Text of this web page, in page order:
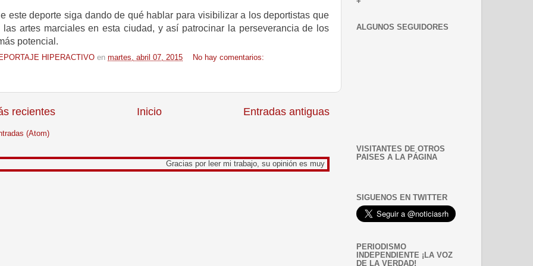
este deporte siga dando de qué hablar para visibilizar a los deportistas que
artes marciales en esta ciudad, y así patrocinar la perseverancia de los
potencial.
HIPERACTIVO en martes, abril 07, 2015 No hay comentarios:
recientes Entradas antiguas
Inicio
(Atom)
Gracias por leer mi trabajo, su opinión es muy enriquecedora para mi.
ALGUNOS SEGUIDORES
VISITANTES DE OTROS
PAISES A LA PÁGINA
SIGUENOS EN TWITTER
PERIODISMO
INDEPENDIENTE ¡LA VOZ
DE LA VERDAD!